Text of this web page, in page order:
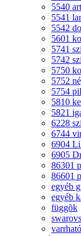
5540
5541
5542
5601
5741
5742
5750
5752
5754
5810
5821
6228
6744
6904
6905
86301
86601
egyéb
egyéb
függõk